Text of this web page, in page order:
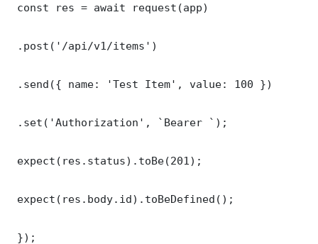
const res = await request(app)
.post('/api/v1/items')
.send({ name: 'Test Item', value: 100 })
.set('Authorization', `Bearer `);
expect(res.status).toBe(201);
expect(res.body.id).toBeDefined();
});